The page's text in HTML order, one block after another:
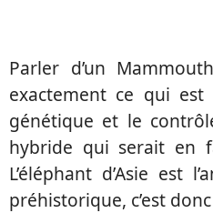
Parler d’un
exactement ce qui
génétique et le
hybride qui serait en
L’éléphant d’Asie
préhistorique, c’est